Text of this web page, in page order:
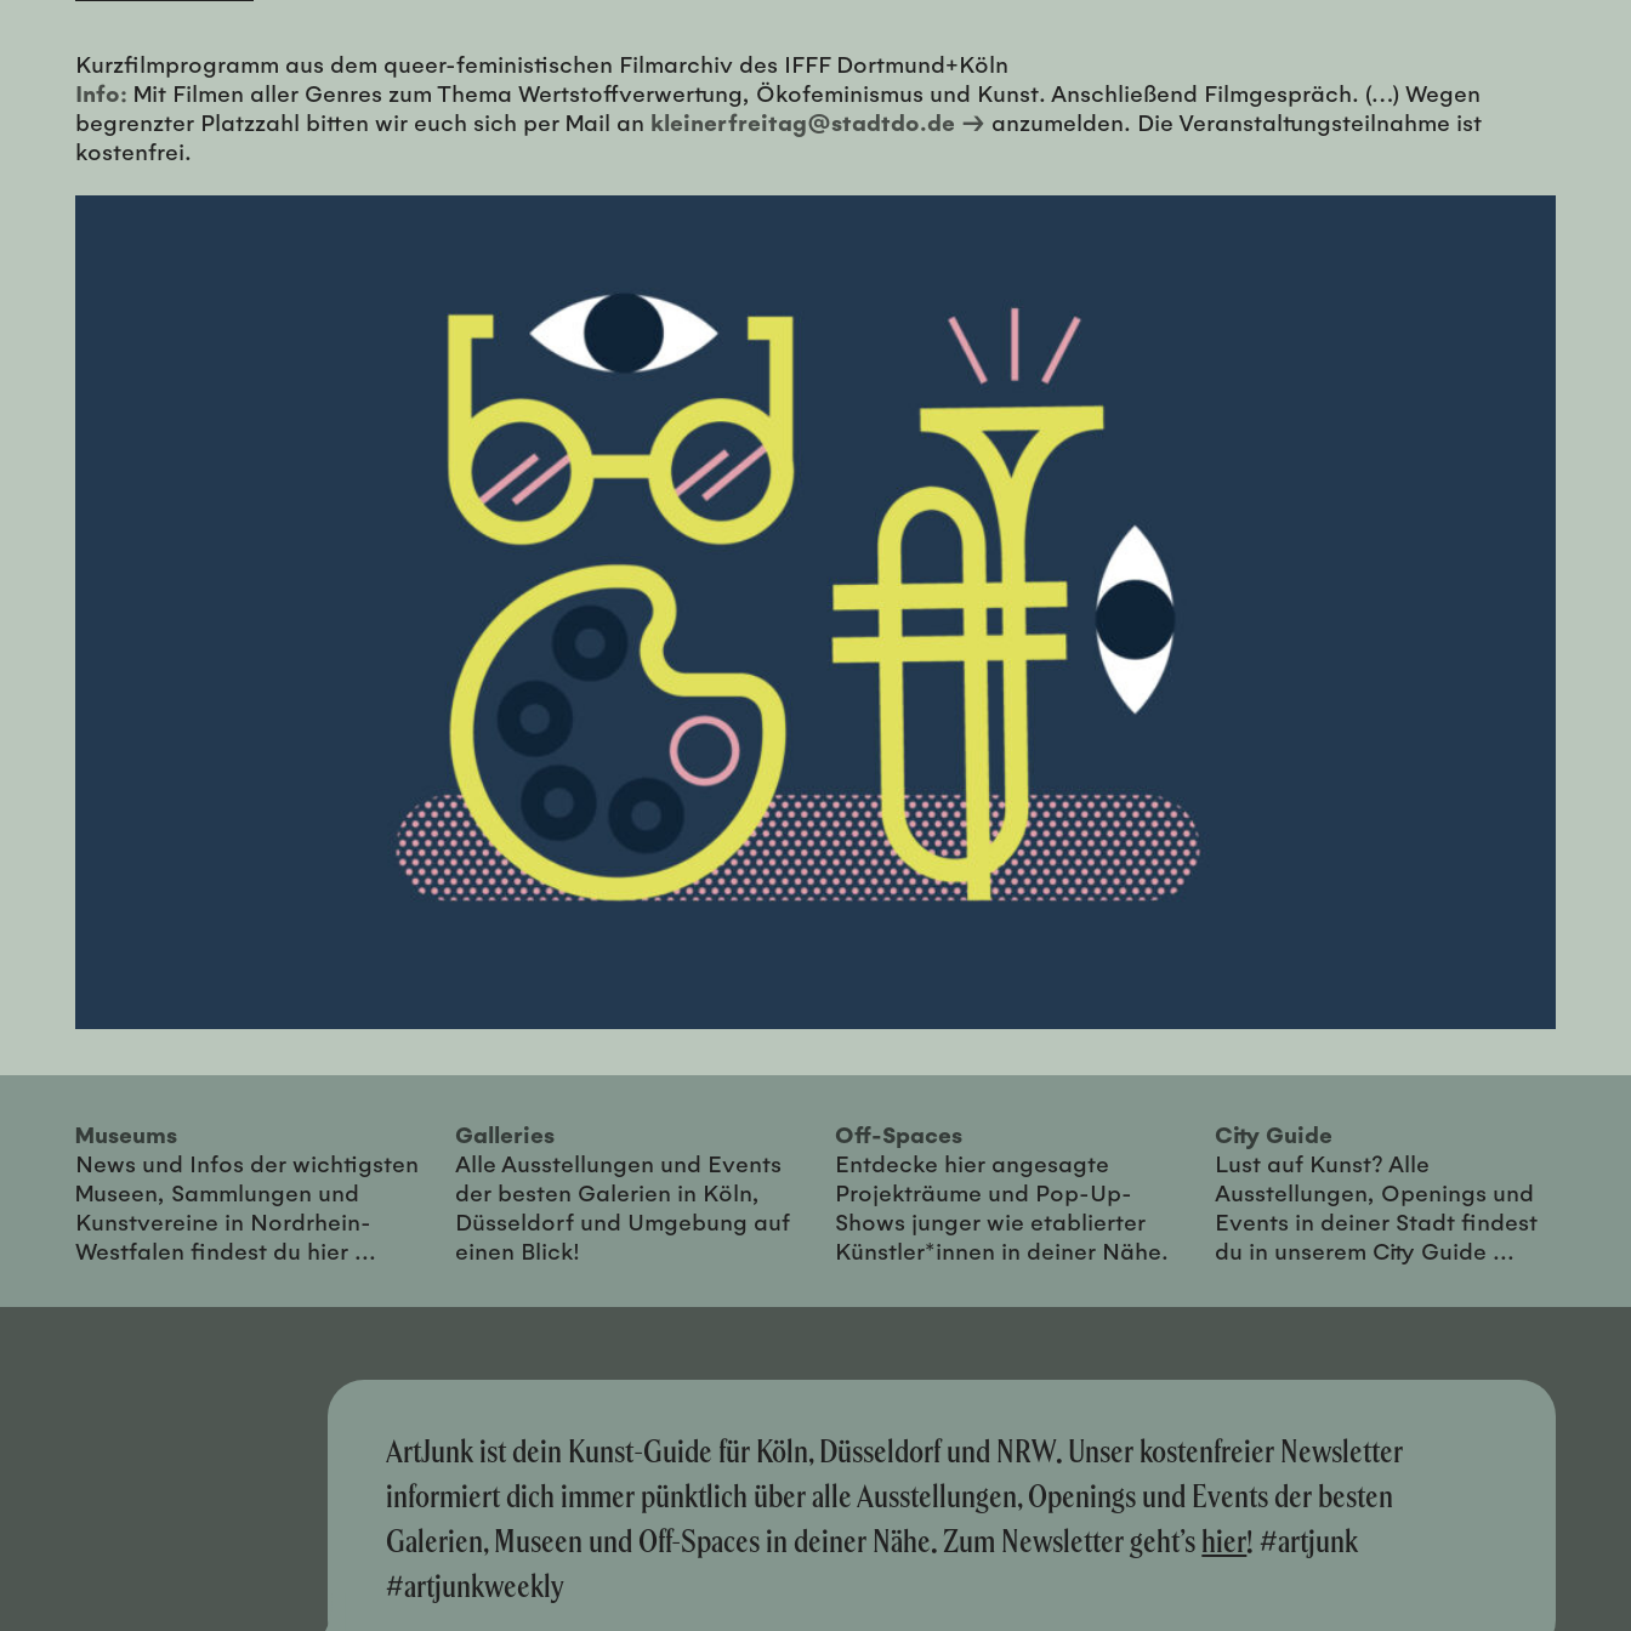
Kurzfilmprogramm aus dem queer-feministischen Filmarchiv des IFFF Dortmund+Köln
Info: Mit Filmen aller Genres zum Thema Wertstoffverwertung, Ökofeminismus und Kunst. Anschließend Filmgespräch. (…) Wegen
begrenzter Platzzahl bitten wir euch sich per Mail an kleinerfreitag@stadtdo.de → anzumelden. Die Veranstaltungsteilnahme ist
kostenfrei.
Museums
News und Infos der wichtigsten
Museen, Sammlungen und
Kunstvereine in Nordrhein-
Westfalen findest du hier ...
Galleries
Alle Ausstellungen und Events
der besten Galerien in Köln,
Düsseldorf und Umgebung auf
einen Blick!
Off-Spaces
Entdecke hier angesagte
Projekträume und Pop-Up-
Shows junger wie etablierter
Künstler*innen in deiner Nähe.
City Guide
Lust auf Kunst? Alle
Ausstellungen, Openings und
Events in deiner Stadt findest
du in unserem City Guide ...
ArtJunk ist dein Kunst-Guide für Köln, Düsseldorf und NRW. Unser kostenfreier Newsletter
informiert dich immer pünktlich über alle Ausstellungen, Openings und Events der besten
Galerien, Museen und Off-Spaces in deiner Nähe. Zum Newsletter geht’shier! #artjunk
#artjunkweekly